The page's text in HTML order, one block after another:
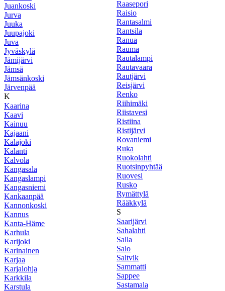
Juankoski
Jurva
Juuka
Juupajoki
Juva
Jyväskylä
Jämijärvi
Jämsä
Jämsänkoski
Järvenpää
K
Kaarina
Kaavi
Kainuu
Kajaani
Kalajoki
Kalanti
Kalvola
Kangasala
Kangaslampi
Kangasniemi
Kankaanpää
Kannonkoski
Kannus
Kanta-Häme
Karhula
Karijoki
Karinainen
Karjaa
Karjalohja
Karkkila
Karstula
Raasepori
Raisio
Rantasalmi
Rantsila
Ranua
Rauma
Rautalampi
Rautavaara
Rautjärvi
Reisjärvi
Renko
Riihimäki
Riistavesi
Ristiina
Ristijärvi
Rovaniemi
Ruka
Ruokolahti
Ruotsinpyhtää
Ruovesi
Rusko
Rymättylä
Rääkkylä
S
Saarijärvi
Sahalahti
Salla
Salo
Saltvik
Sammatti
Sappee
Sastamala